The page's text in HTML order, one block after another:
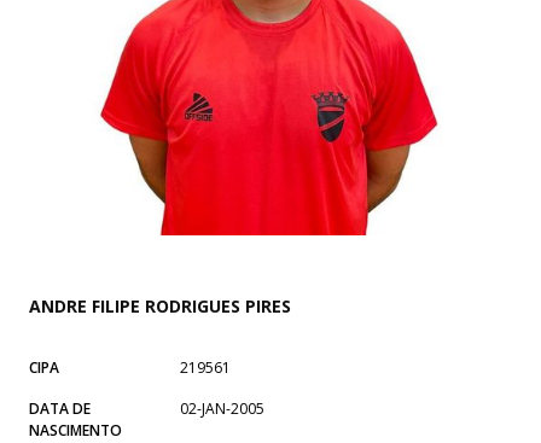
ANDRE FILIPE RODRIGUES PIRES
CIPA
219561
DATA DE
NASCIMENTO
02-JAN-2005